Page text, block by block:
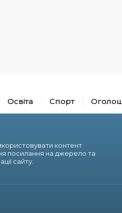
Освіта Спорт
контент
посилання на джерело та
сайту.